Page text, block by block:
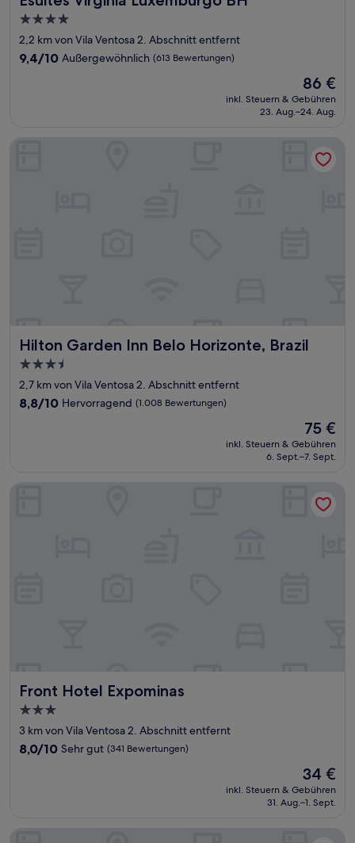
4.0-
Sterne-
Unterkunft
2,2 km von Vila Ventosa 2. Abschnitt entfernt
9.4
9,4/10 Außergewöhnlich (613 Bewertungen)
Der
Preis
beträgt
86 €
inkl. Steuern & Gebühren
23. Aug.–24. Aug.
Hilton Garden Inn Belo Horizonte, Brazil
Hilton Garden Inn Belo Horizonte, Brazil
3.5-
Sterne-
Unterkunft
2,7 km von Vila Ventosa 2. Abschnitt entfernt
8.8
8,8/10 Hervorragend (1.008 Bewertungen)
Der
Preis
beträgt
75 €
inkl. Steuern & Gebühren
6. Sept.–7. Sept.
Hilton Garden Inn Belo Horizonte, Brazil
Front Hotel Expominas
Front Hotel Expominas
3.0-
Sterne-
Unterkunft
3 km von Vila Ventosa 2. Abschnitt entfernt
8.0
Bewertungen)
8,0/10 Sehr gut (341 Bewertungen)
Der
Preis
beträgt
34 €
inkl. Steuern & Gebühren
31. Aug.–1. Sept.
Mercure Belo Horizonte Lourdes Hotel